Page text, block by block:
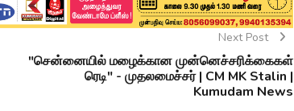
Next Post
"சென்னையில் மழைக்கான முன்னெச்சரிக்கைகள்
ரெடி" - முதலமைச்சர் | CM MK Stalin |
Kumudam News